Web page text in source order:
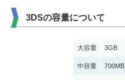
3DSの容量について
大容量 3GB
中容量 700MB